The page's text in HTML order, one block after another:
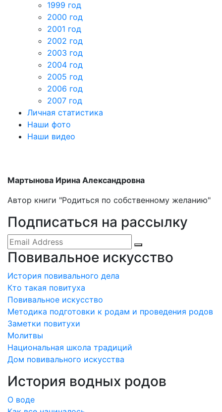
1999 год
2000 год
2001 год
2002 год
2003 год
2004 год
2005 год
2006 год
2007 год
Личная статистика
Наши фото
Наши видео
Мартынова Ирина Александровна
Автор книги "Родиться по собственному желанию"
Подписаться на рассылку
Повивальное искусство
История повивального дела
Кто такая повитуха
Повивальное искусство
Методика подготовки к родам и проведения родов
Заметки повитухи
Молитвы
Национальная школа традиций
Дом повивального искусства
История водных родов
О воде